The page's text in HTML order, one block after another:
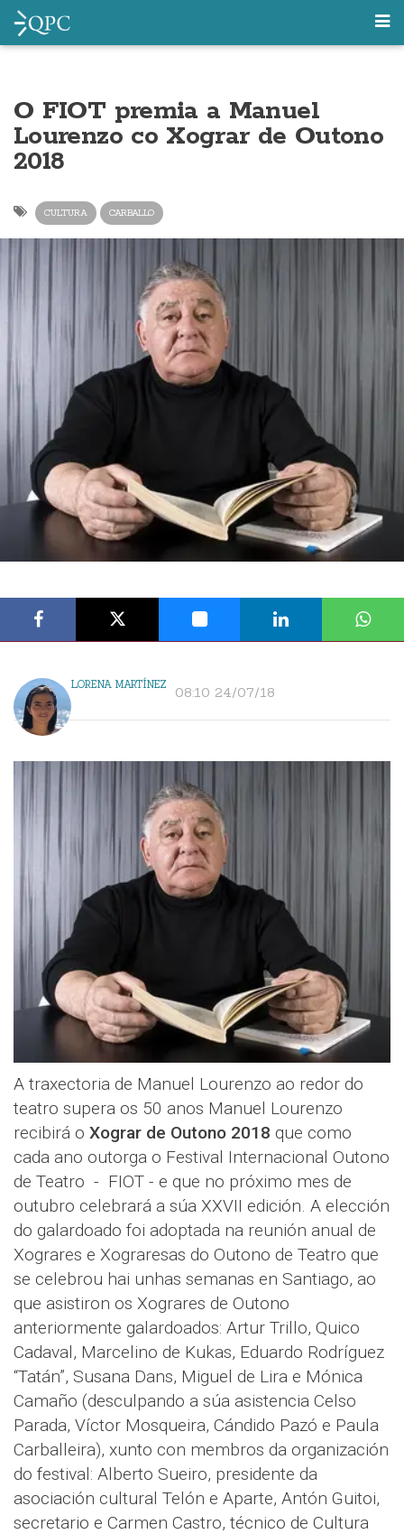
O FIOT premia a Manuel
Lourenzo co Xograr de Outono
2018
CULTURA CARBALLO
LORENA MARTÍNEZ 08:10 24/07/18
A traxectoria de Manuel Lourenzo ao redor do
teatro supera os 50 anos Manuel Lourenzo
recibirá o Xograr de Outono 2018 que como
cada ano outorga o Festival Internacional Outono
de Teatro - FIOT - e que no próximo mes de
outubro celebrará a súa XXVII edición. A elección
do galardoado foi adoptada na reunión anual de
Xograres e Xograresas do Outono de Teatro que
se celebrou hai unhas semanas en Santiago, ao
que asistiron os Xograres de Outono
anteriormente galardoados: Artur Trillo, Quico
Cadaval, Marcelino de Kukas, Eduardo Rodríguez
“Tatán”, Susana Dans, Miguel de Lira e Mónica
Camaño (desculpando a súa asistencia Celso
Parada, Víctor Mosqueira, Cándido Pazó e Paula
Carballeira), xunto con membros da organización
do festival: Alberto Sueiro, presidente da
asociación cultural Telón e Aparte, Antón Guitoi,
secretario e Carmen Castro, técnico de Cultura